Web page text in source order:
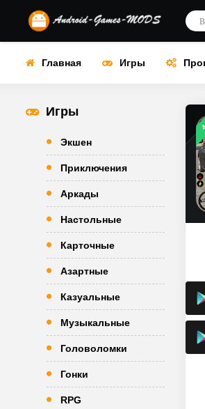
Главная Игры
Игры
Экшен
Приключения
Аркады
Настольные
Карточные
Азартные
Казуальные
Музыкальные
Головоломки
Гонки
RPG